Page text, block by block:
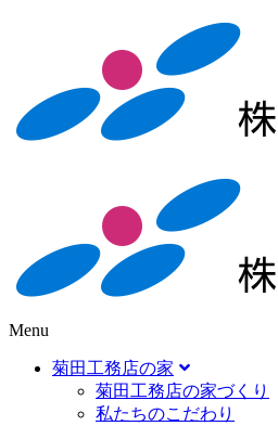
Menu
菊田工務店の家
菊田工務店の家づくり​
私たちのこだわり